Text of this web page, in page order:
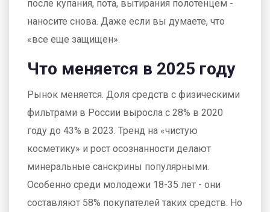
после купания, пота, вытирания полотенцем -
наносите снова. Даже если вы думаете, что
«все еще защищен».
Что меняется в 2025 году
Рынок меняется. Доля средств с физическими
фильтрами в России выросла с 28% в 2020
году до 43% в 2023. Тренд на «чистую
косметику» и рост осознанности делают
минеральные санскрины популярными.
Особенно среди молодежи 18-35 лет - они
составляют 58% покупателей таких средств. Но